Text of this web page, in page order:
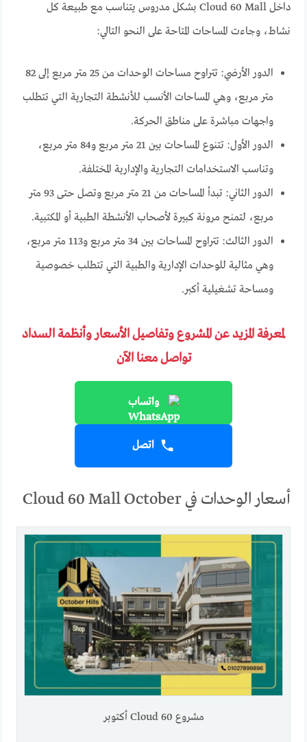
داخل Cloud 60 Mall بشكل مدروس يتناسب مع طبيعة كل
نشاط، وجاءت المساحات المتاحة على النحو التالي:
الدور الأرضي: تتراوح مساحات الوحدات من 25 متر مربع إلى 82
متر مربع، وهي المساحات الأنسب للأنشطة التجارية التي تتطلب
واجهات مباشرة على مناطق الحركة.
الدور الأول: تتنوع المساحات بين 21 متر مربع و84 متر مربع،
وتناسب الاستخدامات التجارية والإدارية المختلفة.
الدور الثاني: تبدأ المساحات من 21 متر مربع وتصل حتى 93 متر
مربع، لتمنح مرونة كبيرة لأصحاب الأنشطة الطبية أو المكتبية.
الدور الثالث: تتراوح المساحات بين 34 متر مربع و113 متر مربع،
وهي مثالية للوحدات الإدارية والطبية التي تتطلب خصوصية
ومساحة تشغيلية أكبر.
لمعرفة المزيد عن المشروع وتفاصيل الأسعار وأنظمة السداد
تواصل معنا الآن
واتساب
اتصل
أسعار الوحدات في Cloud 60 Mall October
مشروع Cloud 60 أكتوبر